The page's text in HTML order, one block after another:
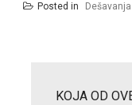
Posted in Dešavanja
KOJA OD